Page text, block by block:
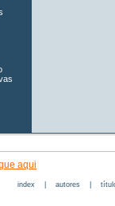
aqui
index| autores|